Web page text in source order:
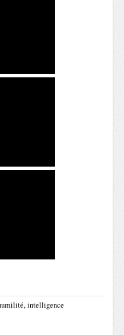
intelligence